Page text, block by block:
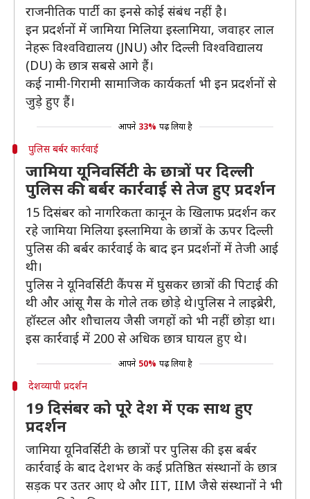
राजनीतिक पार्टी का इनसे कोई संबंध नहीं है।
इन प्रदर्शनों में जामिया मिलिया इस्लामिया, जवाहर लाल
नेहरू विश्वविद्यालय (JNU) और दिल्ली विश्वविद्यालय
(DU) के छात्र सबसे आगे हैं।
कई नामी-गिरामी सामाजिक कार्यकर्ता भी इन प्रदर्शनों से
जुड़े हुए हैं।
आपने 33% पढ़ लिया है
पुलिस बर्बर कार्रवाई
जामिया यूनिवर्सिटी के छात्रों पर दिल्ली
पुलिस की बर्बर कार्रवाई से तेज हुए प्रदर्शन
15 दिसंबर को नागरिकता कानून के खिलाफ प्रदर्शन कर
रहे जामिया मिलिया इस्लामिया के छात्रों के ऊपर दिल्ली
पुलिस की बर्बर कार्रवाई के बाद इन प्रदर्शनों में तेजी आई
थी।
पुलिस ने यूनिवर्सिटी कैंपस में घुसकर छात्रों की पिटाई की
थी और आंसू गैस के गोले तक छोड़े थे।पुलिस ने लाइब्रेरी,
हॉस्टल और शौचालय जैसी जगहों को भी नहीं छोड़ा था।
इस कार्रवाई में 200 से अधिक छात्र घायल हुए थे।
आपने 50% पढ़ लिया है
देशव्यापी प्रदर्शन
19 दिसंबर को पूरे देश में एक साथ हुए
प्रदर्शन
जामिया यूनिवर्सिटी के छात्रों पर पुलिस की इस बर्बर
कार्रवाई के बाद देशभर के कई प्रतिष्ठित संस्थानों के छात्र
सड़क पर उतर आए थे और IIT, IIM जैसे संस्थानों ने भी